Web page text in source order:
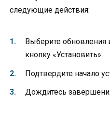
следующие действия:
Выберите обновления
кнопку «Установить».
Подтвердите начало
Дождитесь